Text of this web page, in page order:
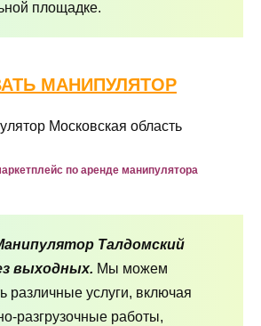
площадке.
МАНИПУЛЯТОР
по аренде манипулятора
Талдомский
выходных. Мы можем
различные услуги, включая
разгрузочные работы,